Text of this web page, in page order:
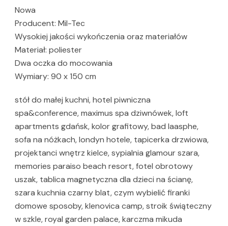
Nowa
Producent: Mil-Tec
Wysokiej jakości wykończenia oraz materiałów
Materiał: poliester
Dwa oczka do mocowania
Wymiary: 90 x 150 cm
stół do małej kuchni, hotel piwniczna
spa&conference, maximus spa dziwnówek, loft
apartments gdańsk, kolor grafitowy, bad laasphe,
sofa na nóżkach, londyn hotele, tapicerka drzwiowa,
projektanci wnętrz kielce, sypialnia glamour szara,
memories paraiso beach resort, fotel obrotowy
uszak, tablica magnetyczna dla dzieci na ścianę,
szara kuchnia czarny blat, czym wybielić firanki
domowe sposoby, klenovica camp, stroik świąteczny
w szkle, royal garden palace, karczma mikuda